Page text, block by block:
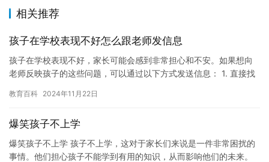
相关推荐
孩子在学校表现不好怎么跟老师发信息
孩子在学校表现不好，家长可能会感到非常担心和不安。如果想向
老师反映孩子的这些问题，可以通过以下方式发送信息： 1. 直接找
教育百科 2024年11月22日
爆笑孩子不上学
爆笑孩子不上学 孩子不上学，这对于家长们来说是一件非常困扰的
事情。他们担心孩子不能学到有用的知识，从而影响他们的未来。